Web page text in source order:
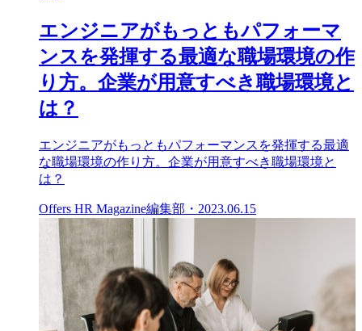
エンジニアがもっともパフォーマ
ンスを発揮する最適な職場環境の作
り方。企業が用意すべき職場環境と
は？
エンジニアがもっともパフォーマンスを発揮する最適
な職場環境の作り方。企業が用意すべき職場環境と
は？
Offers HR Magazine編集部 ・ 2023.06.15